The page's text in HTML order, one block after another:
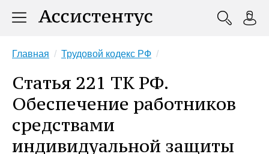
Главная Трудовой кодекс РФ
Статья 221 ТК РФ.
Обеспечение работников
средствами
индивидуальной защиты